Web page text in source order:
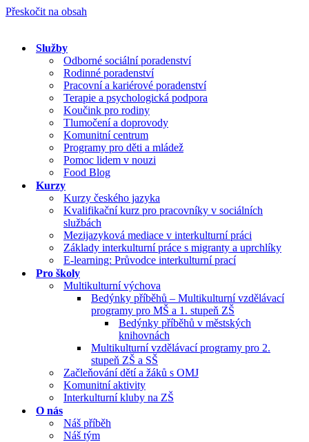
Přeskočit na obsah
Služby
Odborné sociální poradenství
Rodinné poradenství
Pracovní a kariérové poradenství
Terapie a psychologická podpora
Koučink pro rodiny
Tlumočení a doprovody
Komunitní centrum
Programy pro děti a mládež
Pomoc lidem v nouzi
Food Blog
Kurzy
Kurzy českého jazyka
Kvalifikační kurz pro pracovníky v sociálních
službách
Mezijazyková mediace v interkulturní práci
Základy interkulturní práce s migranty a uprchlíky
E-learning: Průvodce interkulturní prací
Pro školy
Multikulturní výchova
Bedýnky příběhů – Multikulturní vzdělávací
programy pro MŠ a 1. stupeň ZŠ
Bedýnky příběhů v městských
knihovnách
Multikulturní vzdělávací programy pro 2.
stupeň ZŠ a SŠ
Začleňování dětí a žáků s OMJ
Komunitní aktivity
Interkulturní kluby na ZŠ
O nás
Náš příběh
Náš tým